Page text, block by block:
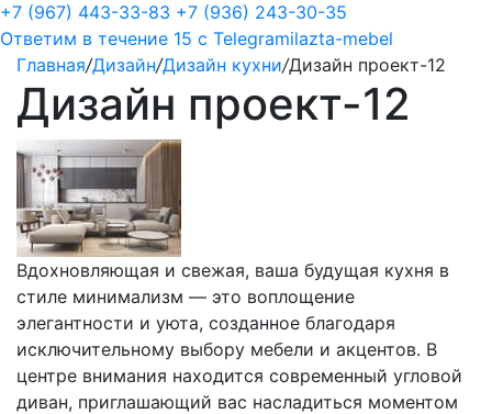
+7 (967) 443-33-83 +7 (936) 243-30-35
Ответим в течение 15 с Telegramilazta-mebel
Главная/Дизайн/Дизайн кухни/Дизайн проект-12
Дизайн проект-12
Вдохновляющая и свежая, ваша будущая кухня в
стиле минимализм — это воплощение
элегантности и уюта, созданное благодаря
исключительному выбору мебели и акцентов. В
центре внимания находится современный угловой
диван, приглашающий вас насладиться моментом